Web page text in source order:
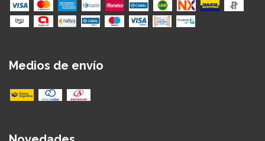
Medios de envío